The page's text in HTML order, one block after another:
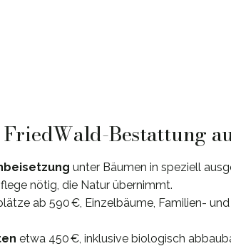
Bestattung
unter Bäumen in speziell
nötig, die Natur übernimmt.
ab 590 €, Einzelbäume, Familien-
etwa 450 €, inklusive biologisch